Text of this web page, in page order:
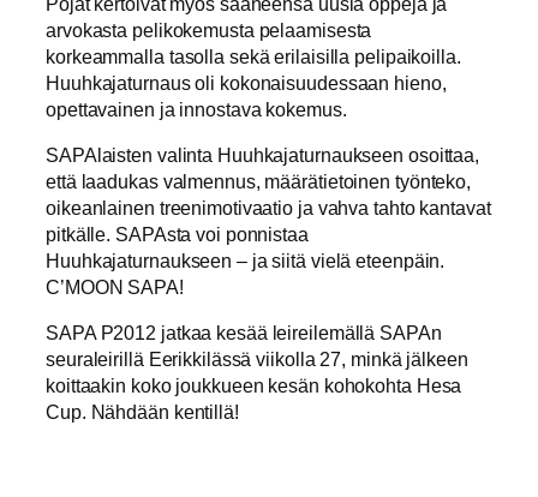
arvokasta pelikokemusta pelaamisesta
korkeammalla tasolla sekä erilaisilla pelipaikoilla.
Huuhkajaturnaus oli kokonaisuudessaan hieno,
opettavainen ja innostava kokemus.
SAPAlaisten valinta Huuhkajaturnaukseen osoittaa,
että laadukas valmennus, määrätietoinen työnteko,
oikeanlainen treenimotivaatio ja vahva tahto kantavat
pitkälle. SAPAsta voi ponnistaa
Huuhkajaturnaukseen – ja siitä vielä eteenpäin.
C’MOON SAPA!
SAPA P2012 jatkaa kesää leireilemällä SAPAn
seuraleirillä Eerikkilässä viikolla 27, minkä jälkeen
koittaakin koko joukkueen kesän kohokohta Hesa
Cup. Nähdään kentillä!